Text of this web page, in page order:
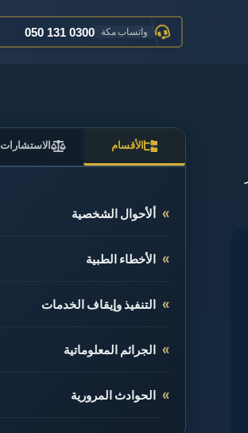
واتساب مكة 050 131 0300
الأقسام الاستشارات
ألأحوال الشخصية
الأخطاء الطبية
التنفيذ وإيقاف الخدمات
الجرائم المعلوماتية
الحوادث المرورية